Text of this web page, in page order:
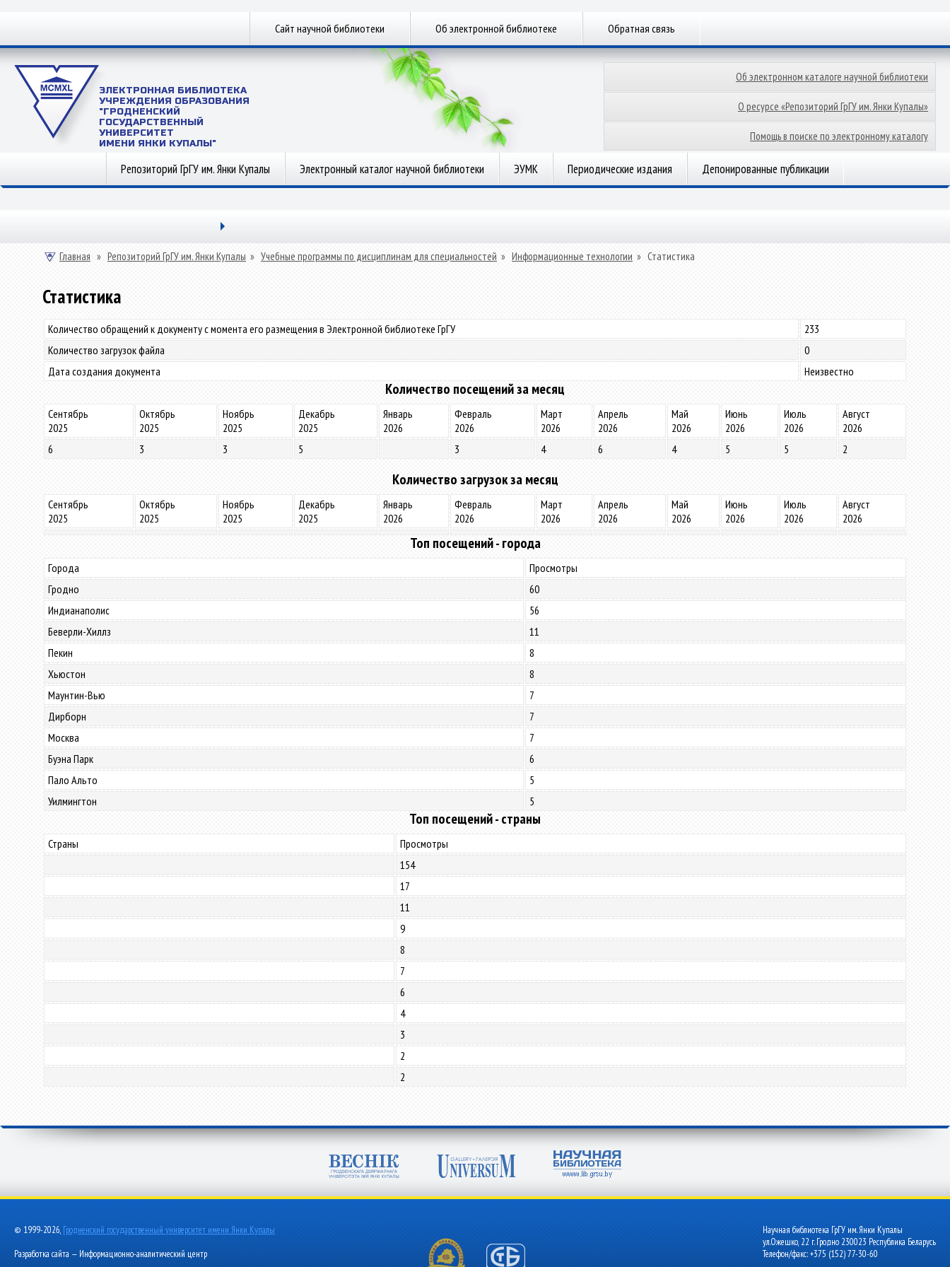
Сайт научной библиотеки Об электронной библиотеке Обратная связь
ЭЛЕКТРОННАЯ БИБЛИОТЕКА
УЧРЕЖДЕНИЯ ОБРАЗОВАНИЯ
"ГРОДНЕНСКИЙ
ГОСУДАРСТВЕННЫЙ
УНИВЕРСИТЕТ
ИМЕНИ ЯНКИ КУПАЛЫ"
Об электронном каталоге научной библиотеки
О ресурсе «Репозиторий ГрГУ им. Янки Купалы»
Помощь в поиске по электронному каталогу
Репозиторий ГрГУ им. Янки Купалы Электронный каталог научной библиотеки ЭУМК Периодические издания Депонированные публикации
Главная » Репозиторий ГрГУ им. Янки Купалы » Учебные программы по дисциплинам для специальностей » Информационные технологии » Статистика
Статистика
Количество обращений к документу с момента его размещения в Электронной библиотеке ГрГУ
233
Количество загрузок файла
0
Дата создания документа
Неизвестно
Количество посещений за месяц
Сентябрь
2025
Октябрь
2025
Ноябрь
2025
Декабрь
2025
Январь
2026
Февраль
2026
Март
2026
Апрель
2026
Май
2026
Июнь
2026
Июль
2026
Август
2026
6
3 3 5 3 4 6 4 5 5 2
Количество загрузок за месяц
Сентябрь
2025
Октябрь
2025
Ноябрь
2025
Декабрь
2025
Январь
2026
Февраль
2026
Март
2026
Апрель
2026
Май
2026
Июнь
2026
Июль
2026
Август
2026
Топ посещений - города
Города
Просмотры
Гродно
60
Индианаполис
56
Беверли-Хиллз
11
Пекин
8
Хьюстон
8
Маунтин-Вью
7
Дирборн
7
Москва
7
Буэна Парк
6
Пало Альто
5
Уилмингтон
5
Топ посещений - страны
Страны
Просмотры
154
17
11
9
8
7
6
4
3
2
2
© 1999-2026, Гродненский государственный университет имени Янки Купалы
Разработка сайта — Информационно-аналитический центр
Научная библиотека ГрГУ им. Янки Купалы
ул.Ожешко, 22 г. Гродно 230023 Республика Беларусь
Телефон/факс: +375 (152) 77-30-60